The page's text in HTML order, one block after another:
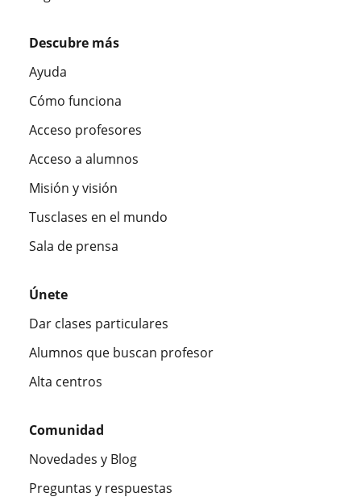
Descubre más
Ayuda
Cómo funciona
Acceso profesores
Acceso a alumnos
Misión y visión
Tusclases en el mundo
Sala de prensa
Únete
Dar clases particulares
Alumnos que buscan profesor
Alta centros
Comunidad
Novedades y Blog
Preguntas y respuestas